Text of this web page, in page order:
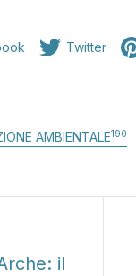
Twitter
AMBIENTALE190
il